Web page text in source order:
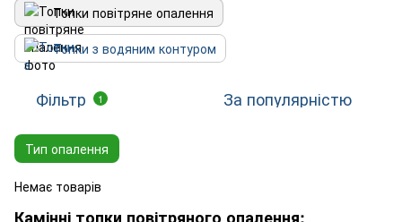
Топки повітряне опалення
Топки з водяним контуром
Фільтр 1 За популярністю
Тип опалення
Немає товарів